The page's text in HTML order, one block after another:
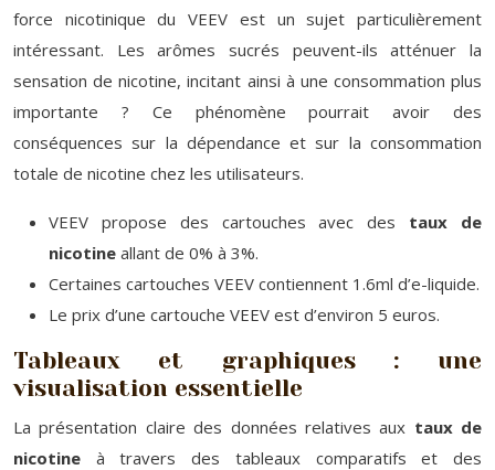
force nicotinique du VEEV est un sujet particulièrement
intéressant. Les arômes sucrés peuvent-ils atténuer la
sensation de nicotine, incitant ainsi à une consommation plus
importante ? Ce phénomène pourrait avoir des
conséquences sur la dépendance et sur la consommation
totale de nicotine chez les utilisateurs.
VEEV propose des cartouches avec des taux de
nicotine allant de 0% à 3%.
Certaines cartouches VEEV contiennent 1.6ml d’e-liquide.
Le prix d’une cartouche VEEV est d’environ 5 euros.
Tableaux et graphiques : une
visualisation essentielle
La présentation claire des données relatives aux taux de
nicotine à travers des tableaux comparatifs et des